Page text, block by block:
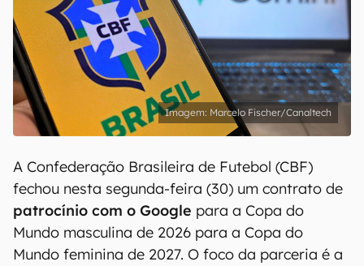
Marcelo Fischer/Canaltech
A Confederação Brasileira de Futebol (CBF)
fechou nesta segunda-feira (30) um contrato de
patrocínio com o Google para a Copa do
Mundo masculina de 2026 para a Copa do
Mundo feminina de 2027. O foco da parceria é a